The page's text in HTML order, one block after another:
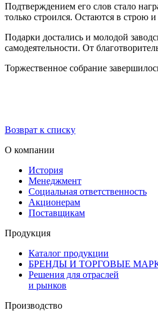
Подтверждением его слов стало
только строился. Остаются в строю
Подарки достались и молодой
самодеятельности. От
Торжественное собрание
Возврат к списку
О компании
История
Менеджмент
Социальная ответственность
Акционерам
Поставщикам
Продукция
Каталог продукции
БРЕНДЫ И ТОРГОВЫЕ
Решения для отраслей
и рынков
Производство